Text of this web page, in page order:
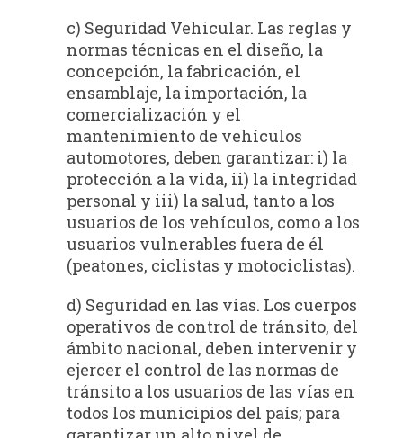
c) Seguridad Vehicular. Las reglas y
normas técnicas en el diseño, la
concepción, la fabricación, el
ensamblaje, la importación, la
comercialización y el
mantenimiento de vehículos
automotores, deben garantizar: i) la
protección a la vida, ii) la integridad
personal y iii) la salud, tanto a los
usuarios de los vehículos, como a los
usuarios vulnerables fuera de él
(peatones, ciclistas y motociclistas).
d) Seguridad en las vías. Los cuerpos
operativos de control de tránsito, del
ámbito nacional, deben intervenir y
ejercer el control de las normas de
tránsito a los usuarios de las vías en
todos los municipios del país; para